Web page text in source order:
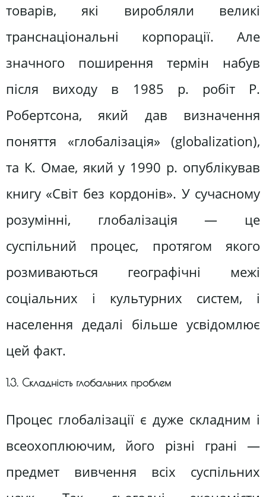
товарів, які виробляли великі
транснаціональні корпорації. Але
значного поширення термін набув
після виходу в 1985 р. робіт Р.
Робертсона, який дав визначення
поняття «глобалізація» (globalization),
та К. Омае, який у 1990 р. опублікував
книгу «Світ без кордонів». У сучасному
розумінні, глобалізація — це
суспільний процес, протягом якого
розмиваються географічні межі
соціальних і культурних систем, і
населення дедалі більше усвідомлює
цей факт.
1.3. Складність глобальних проблем
Процес глобалізації є дуже складним і
всеохоплюючим, його різні грані —
предмет вивчення всіх суспільних